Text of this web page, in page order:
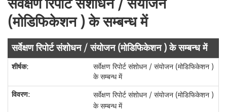
सर्वेक्षण रिपोर्ट संशोधन / संयोजन
(मोडिफिकेशन ) के सम्बन्ध में
सर्वेक्षण रिपोर्ट संशोधन / संयोजन (मोडिफिकेशन ) के सम्बन्ध में
सर्वेक्षण रिपोर्ट संशोधन / संयोजन (मोडिफिकेशन )
के सम्बन्ध में
सर्वेक्षण रिपोर्ट संशोधन / संयोजन (मोडिफिकेशन )
के सम्बन्ध में